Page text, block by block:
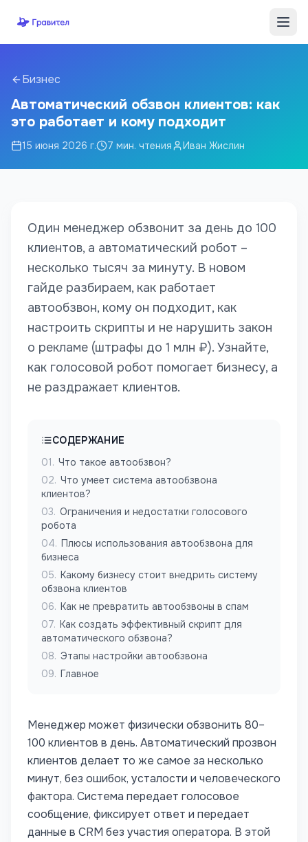
Бизнес
Автоматический обзвон клиентов: как
это работает и кому подходит
15 июня 2026 г. 7 мин. чтения Иван Жислин
Один менеджер обзвонит за день до 100
клиентов, а автоматический робот –
несколько тысяч за минуту. В новом
гайде разбираем, как работает
автообзвон, кому он подходит, как
настроить скрипты и не нарушить закон
о рекламе (штрафы до 1 млн ₽). Узнайте,
как голосовой робот помогает бизнесу, а
не раздражает клиентов.
СОДЕРЖАНИЕ
01. Что такое автообзвон?
02. Что умеет система автообзвона
клиентов?
03. Ограничения и недостатки голосового
робота
04. Плюсы использования автообзвона для
бизнеса
05. Какому бизнесу стоит внедрить систему
обзвона клиентов
06. Как не превратить автообзвоны в спам
07. Как создать эффективный скрипт для
автоматического обзвона?
08. Этапы настройки автообзвона
09. Главное
Менеджер может физически обзвонить 80–
100 клиентов в день. Автоматический прозвон
клиентов делает то же самое за несколько
минут, без ошибок, усталости и человеческого
фактора. Система передает голосовое
сообщение, фиксирует ответ и передает
данные в CRM без участия оператора. В этой